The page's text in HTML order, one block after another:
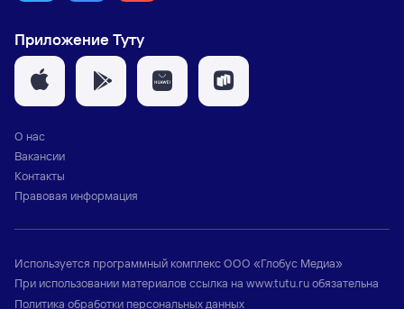
Приложение Туту
О нас
Вакансии
Контакты
Правовая информация
Используется программный комплексООО «Глобус Медиа»
При использовании материалов ссылка на www.tutu.ruобязательна
Политика обработки персональных данных